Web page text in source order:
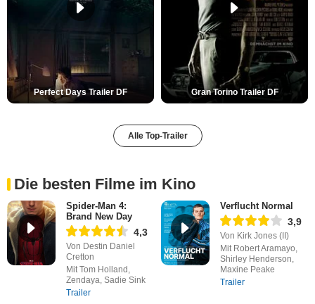
Perfect Days Trailer DF Gran Torino Trailer DF
Alle Top-Trailer
Die besten Filme im Kino
Spider-Man 4:
Brand New Day
4,3
Von Destin Daniel
Cretton
Mit Tom Holland,
Zendaya, Sadie Sink
Trailer
Verflucht Normal
3,9
Von Kirk Jones (II)
Mit Robert Aramayo,
Shirley Henderson,
Maxine Peake
Trailer